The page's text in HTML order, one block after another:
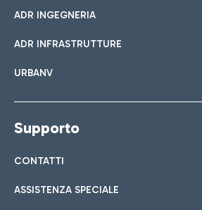
ADR INGEGNERIA
ADR INFRASTRUTTURE
URBANV
Supporto
CONTATTI
ASSISTENZA SPECIALE